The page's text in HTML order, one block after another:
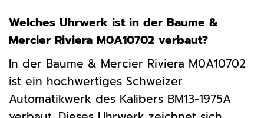
Welches Uhrwerk ist in der Baume &
Mercier Riviera M0A10702 verbaut?
In der Baume & Mercier Riviera M0A10702
ist ein hochwertiges Schweizer
Automatikwerk des Kalibers BM13-1975A